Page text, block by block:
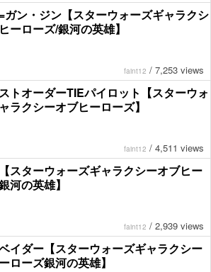
ガン・ジン【スターウォーズギャラクシ
ーローズ/銀河の英雄】
faint12 / 7,253 views
トオーダーTIEパイロット【スターウォ
ラクシーオブヒーローズ】
faint12 / 4,511 views
スターウォーズギャラクシーオブヒー
河の英雄】
faint12 / 2,939 views
イダー【スターウォーズギャラクシー
ローズ銀河の英雄】